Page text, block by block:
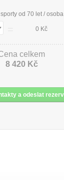
od 70 let / osoba
0 Kč
celkem
8 420 Kč